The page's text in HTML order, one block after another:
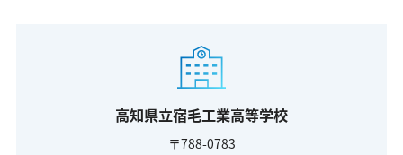
高知県立宿毛工業高等学校
〒788-0783